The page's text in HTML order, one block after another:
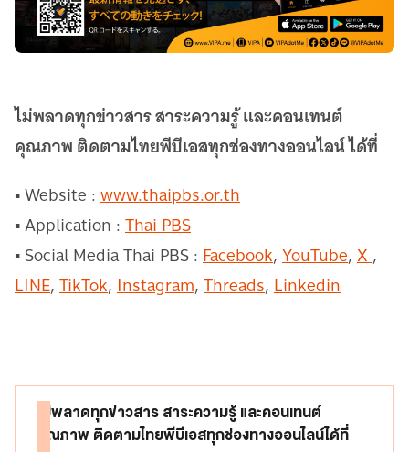
ไม่พลาดทุกข่าวสาร สาระความรู้ และคอนเทนต์
คุณภาพ ติดตามไทยพีบีเอสทุกช่องทางออนไลน์ ได้ที่
▪ Website :www.thaipbs.or.th
▪ Application :Thai PBS
▪ Social Media Thai PBS :Facebook,YouTube,X,
LINE,TikTok,Instagram,Threads,Linkedin
ไม่พลาดทุกข่าวสาร สาระความรู้ และคอนเทนต์
คุณภาพ ติดตามไทยพีบีเอสทุกช่องทางออนไลน์ได้ที่